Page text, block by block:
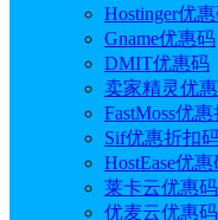
Hostinger优
Gname优惠码
DMIT优惠码
卖家精灵优
FastMoss优
Sif优惠折扣
HostEase优
莱卡云优惠码
优麦云优惠码
2026年支持部